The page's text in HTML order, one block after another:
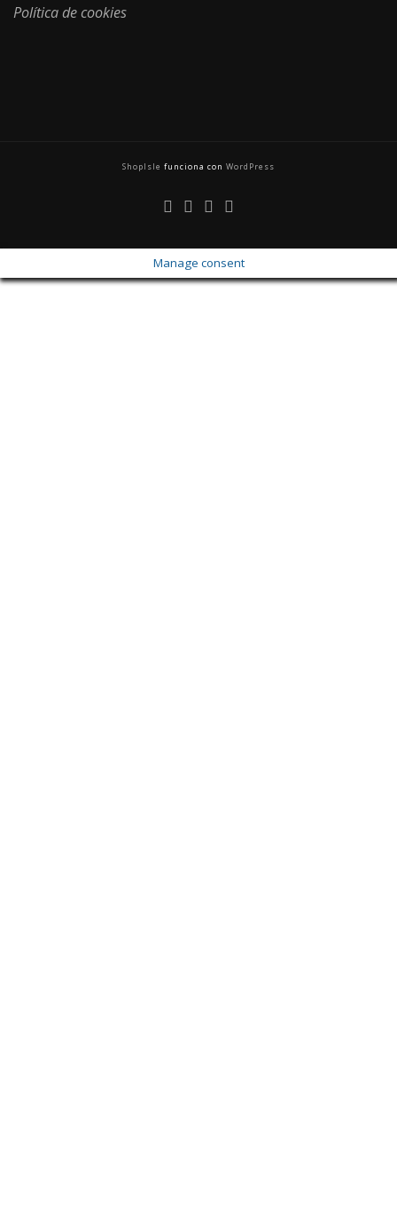
Política de cookies
ShopIsle funciona con WordPress
Manage consent